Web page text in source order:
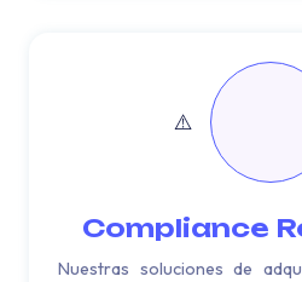
Compliance
Nuestras soluciones de